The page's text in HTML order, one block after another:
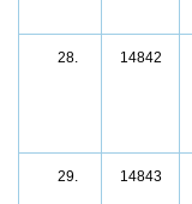
28. 14842
29. 14843